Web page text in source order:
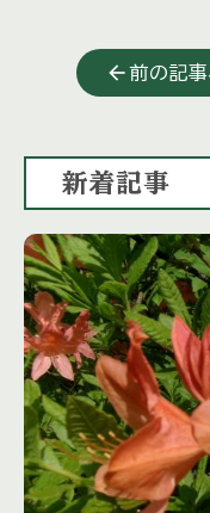
前の記事
新着記事